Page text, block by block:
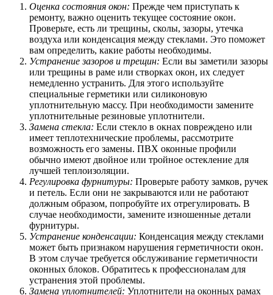
Оценка состояния окон: Прежде чем приступать к
ремонту, важно оценить текущее состояние окон.
Проверьте, есть ли трещины, сколы, зазоры, утечка
воздуха или конденсация между стеклами. Это поможет
вам определить, какие работы необходимы.
Устранение зазоров и трещин: Если вы заметили зазоры
или трещины в раме или створках окон, их следует
немедленно устранить. Для этого используйте
специальные герметики или силиконовую
уплотнительную массу. При необходимости замените
уплотнительные резиновые уплотнители.
Замена стекла: Если стекло в окнах повреждено или
имеет теплотехнические проблемы, рассмотрите
возможность его замены. ПВХ оконные профили
обычно имеют двойное или тройное остекление для
лучшей теплоизоляции.
Регулировка фурнитуры: Проверьте работу замков, ручек
и петель. Если они не закрываются или не работают
должным образом, попробуйте их отрегулировать. В
случае необходимости, замените изношенные детали
фурнитуры.
Устранение конденсации: Конденсация между стеклами
может быть признаком нарушения герметичности окон.
В этом случае требуется обслуживание герметичности
оконных блоков. Обратитесь к профессионалам для
устранения этой проблемы.
Замена уплотнителей: Уплотнители на оконных рамах